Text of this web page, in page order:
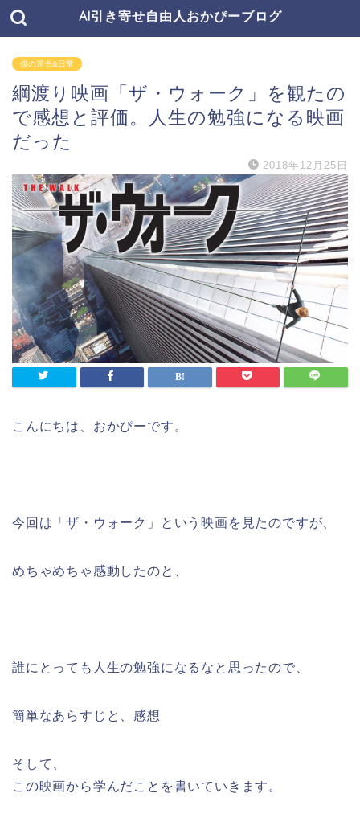
AI引き寄せ自由人おかぴーブログ
僕の過去&日常
綱渡り映画「ザ・ウォーク」を観たの
で感想と評価。人生の勉強になる映画
だった
2018年12月25日
こんにちは、おかぴーです。
今回は「ザ・ウォーク」という映画を見たのですが、
めちゃめちゃ感動したのと、
誰にとっても人生の勉強になるなと思ったので、
簡単なあらすじと、感想
そして、
この映画から学んだことを書いていきます。